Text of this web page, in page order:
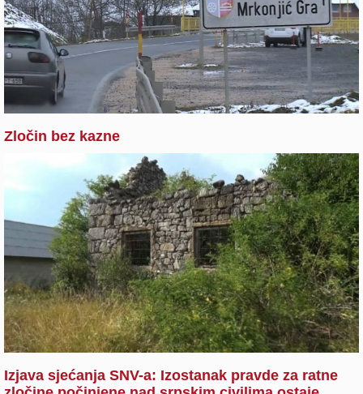
Zločin bez kazne
Izjava sjećanja SNV-a: Izostanak pravde za ratne